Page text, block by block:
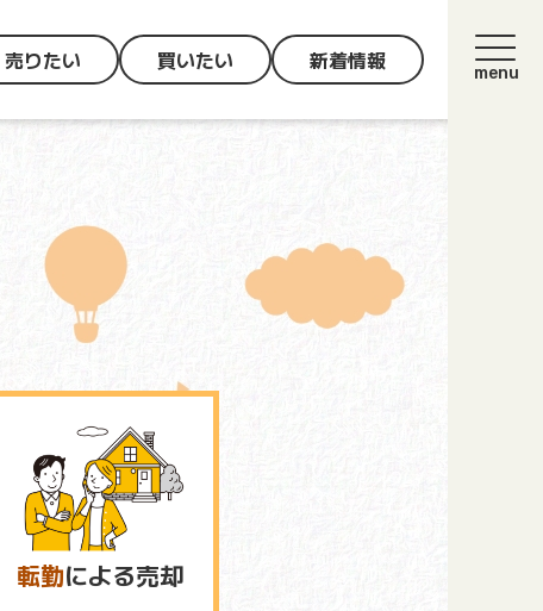
売りたい 買いたい 新着情報
転勤による売却